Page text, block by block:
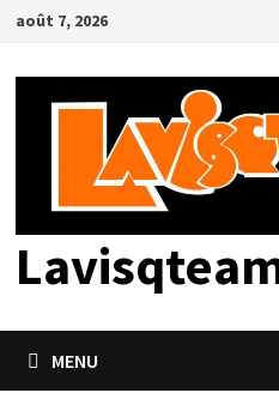
Passer
contenu
août 7, 2026
MENU